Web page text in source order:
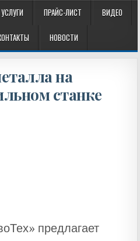
УСЛУГИ ПРАЙС-ЛИСТ ВИДЕО
НОВОСТИ
на
станке
предлагает